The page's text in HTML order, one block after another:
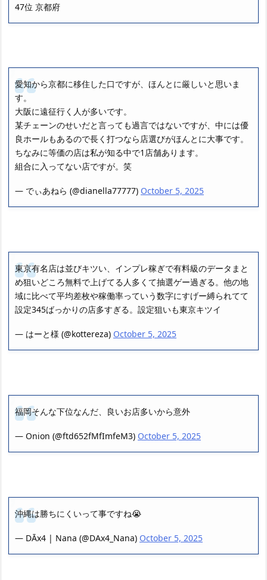
47位 京都府
愛知から京都に移住した口ですが、ほんとに厳しいと思いま
す。
大阪に遠征行く人が多いです。
某チェーンのせいだと言っても過言ではないですが、中には優
良ホールもあるので長く打つなら店選びがほんとに大事です。
ちなみに等価の店は私が知る中で1店舗あります。
組合に入ってない店ですが。笑
— でぃあねら (@dianella77777) October 5, 2025
東京有名店は並びキツい、インプレ稼ぎで有料級のデータまと
め狙いどころ無料で上げてる人多くて抽選ゲー過ぎる。他の地
域に比べて平均差枚や稼働率っていう数字にすげー縛られてて
設定345ばっかりの店多すぎる。設定狙いも東京キツイ
— はーと様 (@kottereza) October 5, 2025
福岡そんな下位なんだ、良いお店多いから意外
— Onion (@ftd652fMfImfeM3) October 5, 2025
沖縄は勝ちにくいって事ですね😭
— DĀx4 | Nana (@DAx4_Nana) October 5, 2025